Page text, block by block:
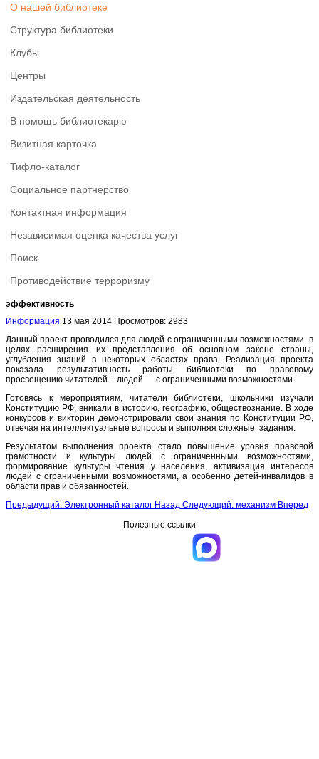
О нашей библиотеке
Структура библиотеки
Клубы
Центры
Издательская деятельность
В помощь библиотекарю
Визитная карточка
Тифло-каталог
Социальное партнерство
Контактная информация
Независимая оценка качества услуг
Поиск
Противодействие терроризму
эффективность
Информация 13 мая 2014 Просмотров: 2983
Данный проект проводился для людей с ограниченными возможностями в
целях расширения их представления об основном законе страны,
углубления знаний в некоторых областях права. Реализация проекта
показала результативность работы библиотеки по правовому
просвещению читателей – людей с ограниченными возможностями.
Готовясь к мероприятиям, читатели библиотеки, школьники изучали
Конституцию РФ, вникали в историю, географию, обществознание. В ходе
конкурсов и викторин демонстрировали свои знания по Конституции РФ,
отвечая на интеллектуальные вопросы и выполняя сложные задания.
Результатом выполнения проекта стало повышение уровня правовой
грамотности и культуры людей с ограниченными возможностями,
формирование культуры чтения у населения, активизация интересов
людей с ограниченными возможностями, а особенно детей-инвалидов в
области прав и обязанностей.
Предыдущий: Электронный каталог Назад Следующий: механизм Вперед
Полезные ссылки